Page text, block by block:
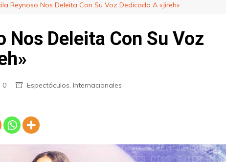
Reynoso Nos Deleita Con Su Voz Dedicada A «Jireh»
Nos Deleita Con Su Voz
0 Espectáculos, Internacionales